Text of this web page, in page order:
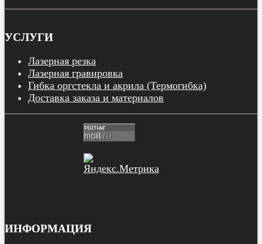
УСЛУГИ
Лазерная резка
Лазерная гравировка
Гибка оргстекла и акрила (Термогибка)
Доставка заказа и материалов
ИНФОРМАЦИЯ